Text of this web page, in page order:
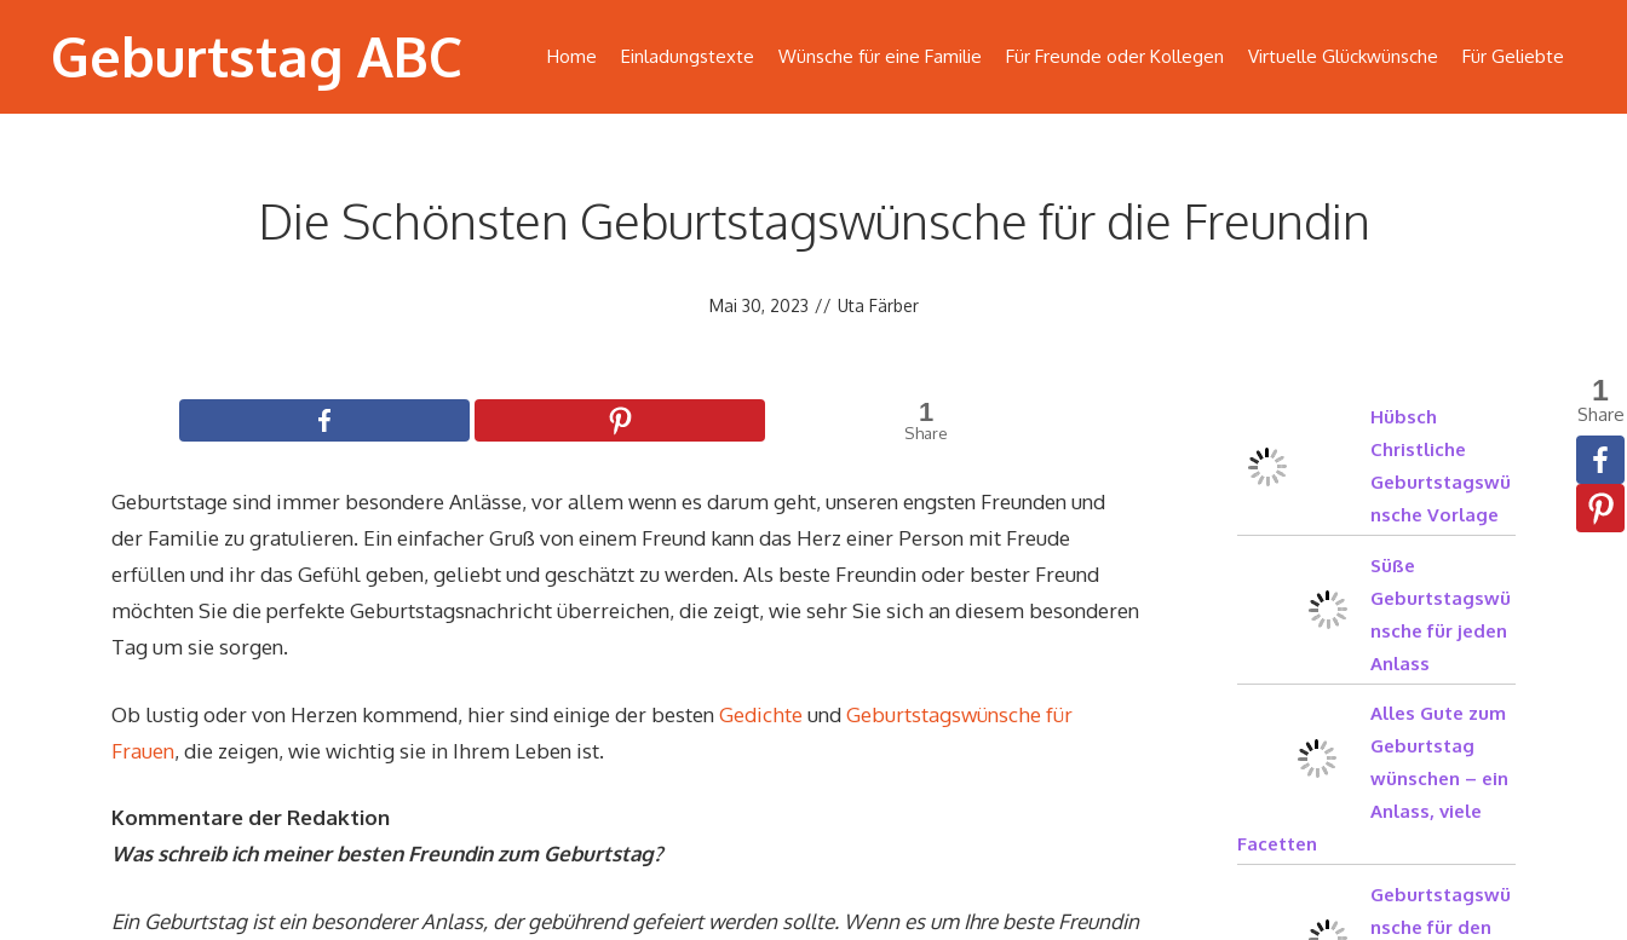
Geburtstag ABC Home Einladungstexte Wünsche für eine Familie Für Freunde oder Kollegen Virtuelle Glückwünsche Für Geliebte
Die Schönsten Geburtstagswünsche für die Freundin
Mai 30, 2023 // Uta Färber
1
Share
Geburtstage sind immer besondere Anlässe, vor allem wenn es darum geht, unseren engsten Freunden und
der Familie zu gratulieren. Ein einfacher Gruß von einem Freund kann das Herz einer Person mit Freude
erfüllen und ihr das Gefühl geben, geliebt und geschätzt zu werden. Als beste Freundin oder bester Freund
möchten Sie die perfekte Geburtstagsnachricht überreichen, die zeigt, wie sehr Sie sich an diesem besonderen
Tag um sie sorgen.
Ob lustig oder von Herzen kommend, hier sind einige der bestenGedichteundGeburtstagswünsche für
Frauen, die zeigen, wie wichtig sie in Ihrem Leben ist.
Kommentare der Redaktion
Was schreib ich meiner besten Freundin zum Geburtstag?
Ein Geburtstag ist ein besonderer Anlass, der gebührend gefeiert werden sollte. Wenn es um Ihre beste Freundin
1
Share
Hübsch
Christliche
Geburtstagswü
nsche Vorlage
Süße
Geburtstagswü
nsche für jeden
Anlass
Alles Gute zum
Geburtstag
wünschen – ein
Anlass, viele
Facetten
Geburtstagswü
nsche für den